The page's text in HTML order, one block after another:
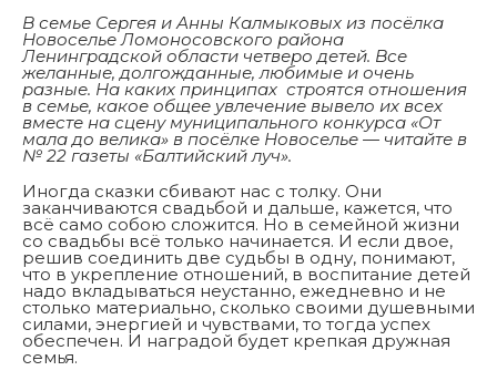
В семье Сергея и Анны Калмыковых из посёлка
Новоселье Ломоносовского района
Ленинградской области четверо детей. Все
желанные, долгожданные, любимые и очень
разные. На каких принципах строятся отношения
в семье, какое общее увлечение вывело их всех
вместе на сцену муниципального конкурса «От
мала до велика» в посёлке Новоселье — читайте в
№ 22 газеты «Балтийский луч».
Иногда сказки сбивают нас с толку. Они
заканчиваются свадьбой и дальше, кажется, что
всё само собою сложится. Но в семейной жизни
со свадьбы всё только начинается. И если двое,
решив соединить две судьбы в одну, понимают,
что в укрепление отношений, в воспитание детей
надо вкладываться неустанно, ежедневно и не
столько материально, сколько своими душевными
силами, энергией и чувствами, то тогда успех
обеспечен. И наградой будет крепкая дружная
семья.